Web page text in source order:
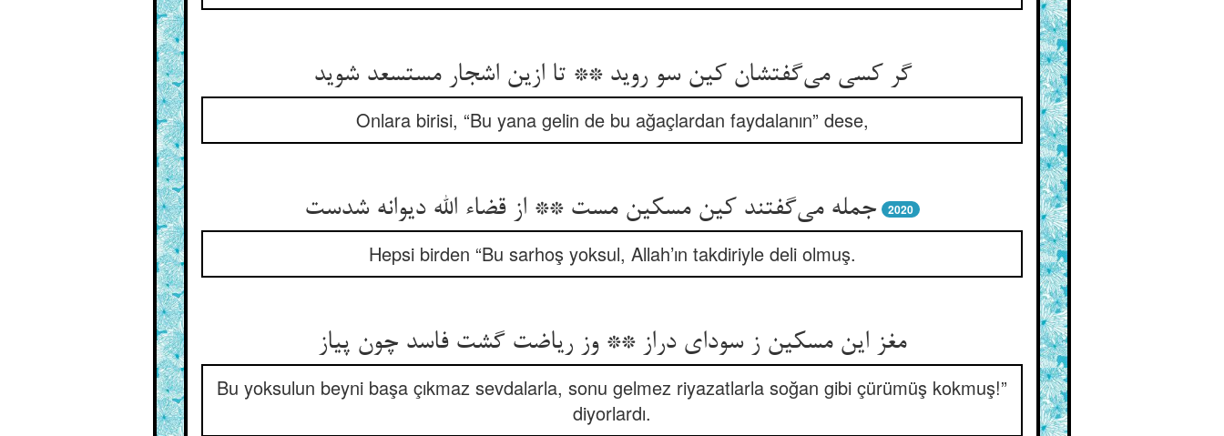
گر کسی می‌گفتشان کین سو روید ** تا ازین اشجار مستسعد شوید
Onlara birisi, “Bu yana gelin de bu ağaçlardan faydalanın” dese,
جمله می‌گفتند کین مسکین مست ** از قضاء الله دیوانه شدست 2020
Hepsi birden “Bu sarhoş yoksul, Allah’ın takdiriyle deli olmuş.
مغز این مسکین ز سودای دراز ** وز ریاضت گشت فاسد چون پیاز
Bu yoksulun beyni başa çıkmaz sevdalarla, sonu gelmez riyazatlarla soğan gibi çürümüş kokmuş!”
diyorlardı.